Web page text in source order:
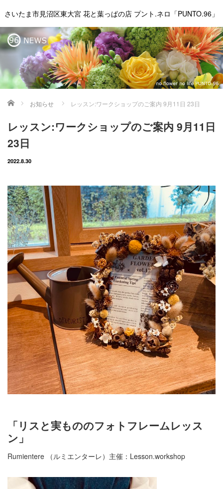
さいたま市見沼区東大宮 花と葉っぱの店 プント.ネロ「PUNTO.96」
ホーム お知らせ レッスン:ワークショップのご案内 9月11日 23日
レッスン:ワークショップのご案内 9月11日
23日
2022.8.30
「リスと実もののフォトフレームレッス
ン」
Rumientere （ルミエンターレ）主催：Lesson.workshop